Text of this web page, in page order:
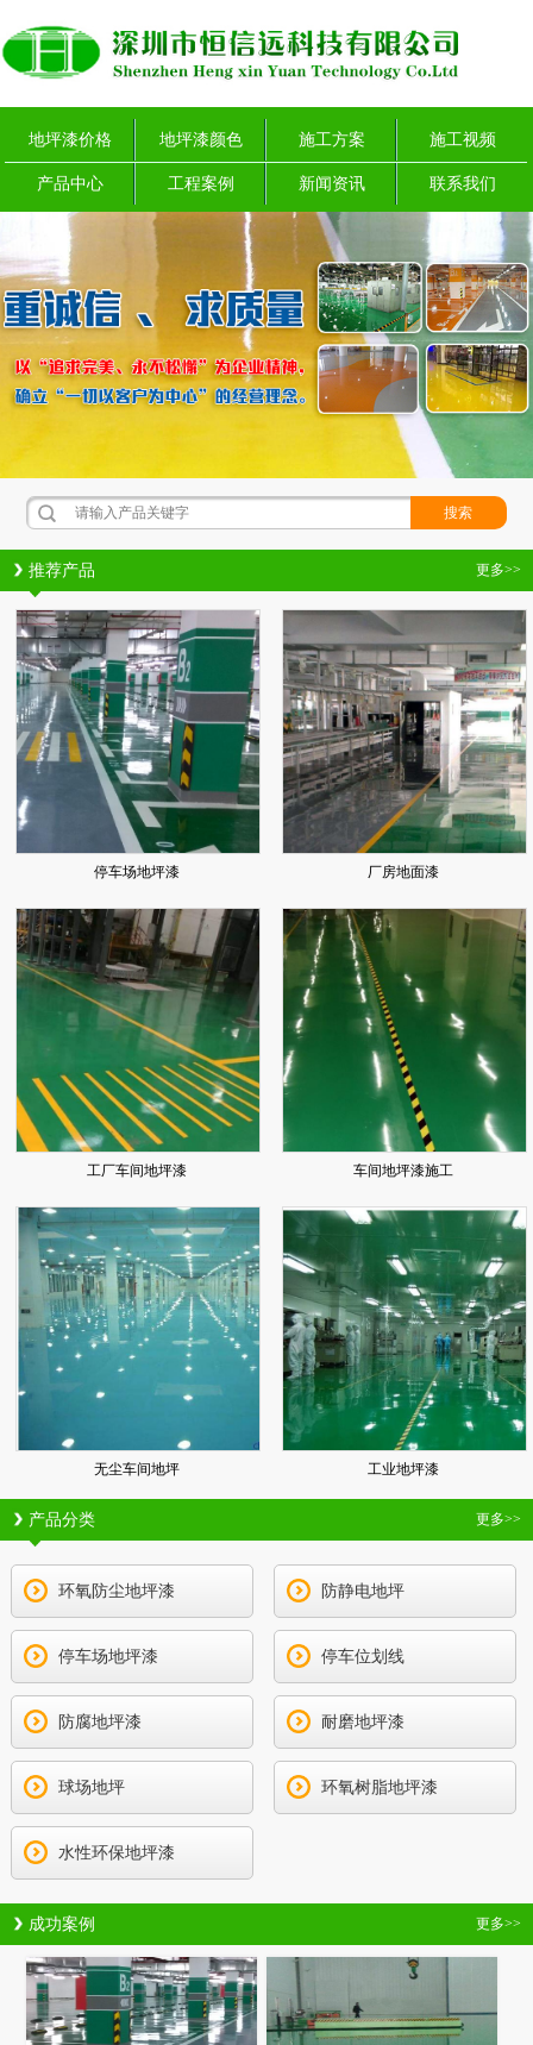
地坪漆价格 地坪漆颜色 施工方案 施工视频
产品中心 工程案例 新闻资讯 联系我们
更多>>
推荐产品
停车场地坪漆 厂房地面漆
工厂车间地坪漆 车间地坪漆施工
无尘车间地坪 工业地坪漆
更多>>
产品分类
环氧防尘地坪漆 防静电地坪
停车场地坪漆 停车位划线
防腐地坪漆 耐磨地坪漆
球场地坪 环氧树脂地坪漆
水性环保地坪漆
更多>>
成功案例